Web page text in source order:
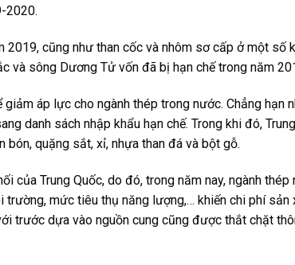
2020.
2019, cũng như than cốc và nhôm sơ cấp ở một số
và sông Dương Tử vốn đã bị hạn chế trong năm
áp lực cho ngành thép trong nước. Chẳng hạn
danh sách nhập khẩu hạn chế. Trong khi đó,
quặng sắt, xỉ, nhựa than đá và bột gỗ.
của Trung Quốc, do đó, trong năm nay, ngành thép
mức tiêu thụ năng lượng,… khiến chi phí sản
trước dựa vào nguồn cung cũng được thắt chặt